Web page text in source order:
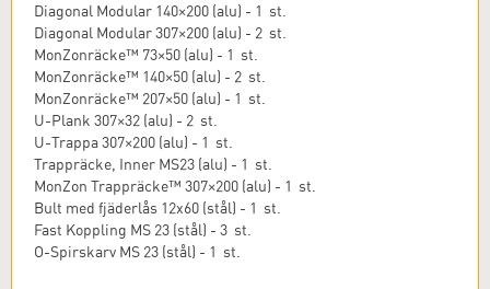
Diagonal Modular 140×200 (alu) - 1 st.
Diagonal Modular 307×200 (alu) - 2 st.
MonZonräcke™ 73×50 (alu) - 1 st.
MonZonräcke™ 140×50 (alu) - 2 st.
MonZonräcke™ 207×50 (alu) - 1 st.
U-Plank 307×32 (alu) - 2 st.
U-Trappa 307×200 (alu) - 1 st.
Trappräcke, Inner MS23 (alu) - 1 st.
MonZon Trappräcke™ 307×200 (alu) - 1 st.
Bult med fjäderlås 12x60 (stål) - 1 st.
Fast Koppling MS 23 (stål) - 3 st.
O-Spirskarv MS 23 (stål) - 1 st.